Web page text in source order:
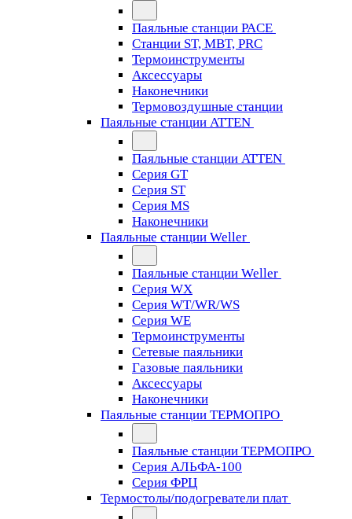
Паяльные станции PACE
Станции ST, MBT, PRC
Термоинструменты
Аксессуары
Наконечники
Термовоздушные станции
Паяльные станции ATTEN
Паяльные станции ATTEN
Серия GT
Серия ST
Серия MS
Наконечники
Паяльные станции Weller
Паяльные станции Weller
Серия WX
Серия WT/WR/WS
Серия WE
Термоинструменты
Сетевые паяльники
Газовые паяльники
Аксессуары
Наконечники
Паяльные станции ТЕРМОПРО
Паяльные станции ТЕРМОПРО
Серия АЛЬФА-100
Серия ФРЦ
Термостолы/подогреватели плат